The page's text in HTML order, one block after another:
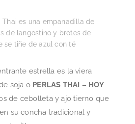
estrella es la viera
soja oPERLAS THAI – HOY
su concha tradicional y
al grill.